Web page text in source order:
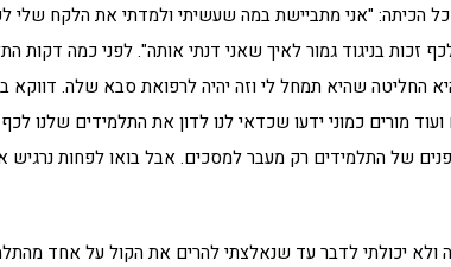
הכיתה: "אני מתביישת במה שעשיתי ולמדתי את הלקח שלי
זכות בניגוד גמור לאיך שאני דנתי אותה". לפני כמה דקות
החליטה שהיא תמחל לי וזה יהיה לרפואת סבא שלה. דווקא
מורים כמוני ידעו שכדאי לנו לדון את התלמידים שלנו
של התלמידים רק מעבר למסכים. אבל בואו לפחות נרגיש
ולא יכולתי לדבר עד שנאלצתי להרים את הקול על אחד